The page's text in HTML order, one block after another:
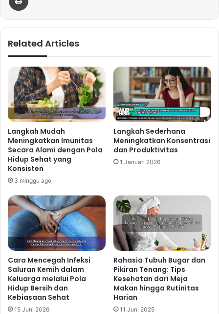
Related Articles
Langkah Mudah
Meningkatkan Imunitas
Secara Alami dengan Pola
Hidup Sehat yang
Konsisten
3 minggu ago
Langkah Sederhana
Meningkatkan Konsentrasi
dan Produktivitas
1 Januari 2026
Cara Mencegah Infeksi
Saluran Kemih dalam
Keluarga melalui Pola
Hidup Bersih dan
Kebiasaan Sehat
15 Juni 2026
Rahasia Tubuh Bugar dan
Pikiran Tenang: Tips
Kesehatan dari Meja
Makan hingga Rutinitas
Harian
11 Juni 2025